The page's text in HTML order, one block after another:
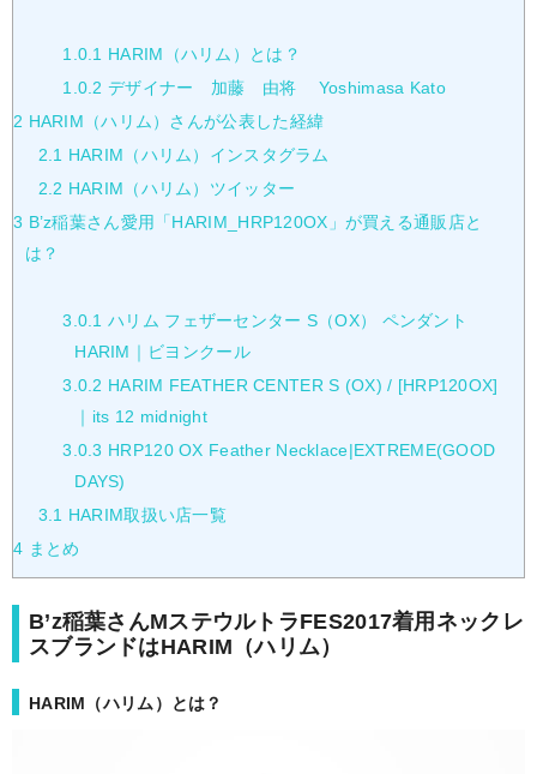
1.0.1
HARIM（ハリム）とは？
1.0.2 デザイナー 加藤 由将 Yoshimasa Kato
2 HARIM（ハリム）さんが公表した経緯
2.1
HARIM（ハリム）インスタグラム
2.2 HARIM（ハリム）ツイッター
3 B’z稲葉さん愛用「HARIM_HRP120OX」が買える通販店と
は？
3.0.1 ハリム フェザーセンター S（OX） ペンダント
HARIM｜ビヨンクール
3.0.2 HARIM FEATHER CENTER S (OX) / [HRP120OX]
｜its 12 midnight
3.0.3 HRP120 OX Feather Necklace|EXTREME(GOOD
DAYS)
3.1
HARIM取扱い店一覧
4 まとめ
B’z稲葉さんMステウルトラFES2017着用ネックレ
スブランドはHARIM（ハリム）
HARIM（ハリム）とは？